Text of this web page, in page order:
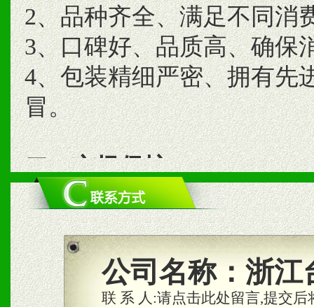
2、品种齐全、满足不同消
3、口碑好、品质高、确保
4、包装精细严密、拥有先
冒。
二、市场保护
1、统一市场价格；建立全
商利润。
2、区域独家经营；建立区
合作关系。公司名称： 浙江
联 系 人:请点击此处留言,提交